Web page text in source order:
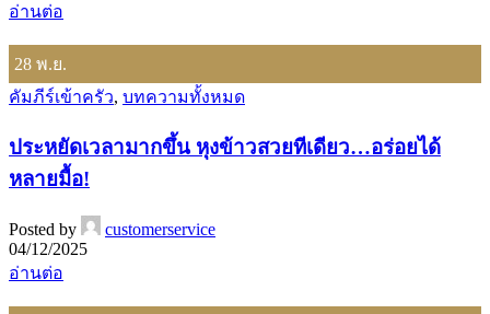
อ่านต่อ
28 พ.ย.
คัมภีร์เข้าครัว, บทความทั้งหมด
ประหยัดเวลามากขึ้น หุงข้าวสวยทีเดียว…อร่อยได้
หลายมื้อ!
Posted by
customerservice
04/12/2025
อ่านต่อ